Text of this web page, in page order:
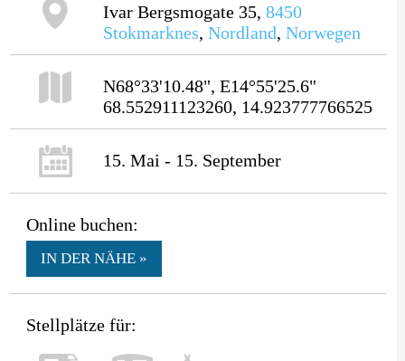
Ivar Bergsmogate 35, 8450
Stokmarknes, Nordland, Norwegen
N68°33'10.48", E14°55'25.6"
68.552911123260, 14.923777766525
15. Mai - 15. September
Online buchen:
IN DER NÄHE »
Stellplätze für: